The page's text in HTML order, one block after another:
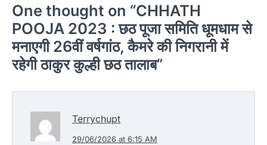
One thought on “CHHATH
POOJA 2023 : छठ पूजा समिति धूमधाम से
मनाएगी 26वीं वर्षगांठ, कैमरे की निगरानी में
रहेगी ठाकुर कुल्ही छठ तालाब”
Terrychupt
29/06/2026 at 6:15 AM